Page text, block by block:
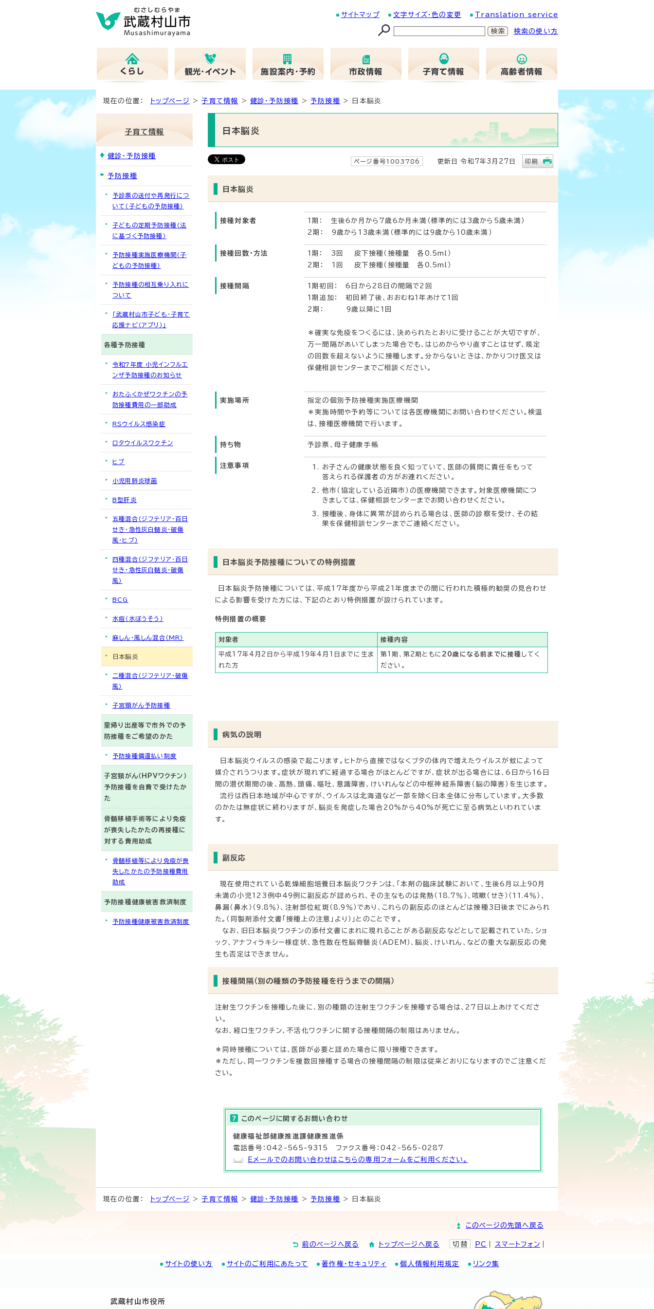
サイトマップ 文字サイズ・色の変更 Translation service
検索の使い方
現在の位置： トップページ >子育て情報 >健診・予防接種 >予防接種 > 日本脳炎
日本脳炎
ページ番号1003786 更新日 令和7年3月27日 印刷
日本脳炎
接種対象者
1期： 生後6か月から7歳6か月未満（標準的には3歳から5歳未満）
2期： 9歳から13歳未満（標準的には9歳から10歳未満）
接種回数・方法
1期： 3回 皮下接種（接種量 各0.5ml）
2期： 1回 皮下接種（接種量 各0.5ml）
接種間隔
1期初回： 6日から28日の間隔で2回
1期追加： 初回終了後、おおむね1年あけて1回
2期： 9歳以降に1回
＊確実な免疫をつくるには、決められたとおりに受けることが大切ですが、
万一間隔があいてしまった場合でも、はじめからやり直すことはせず、規定
の回数を超えないように接種します。分からないときは、かかりつけ医又は
保健相談センターまでご相談ください。
実施場所
指定の個別予防接種実施医療機関
＊実施時間や予約等については各医療機関にお問い合わせください。検温
は、接種医療機関で行います。
持ち物 予診票、母子健康手帳
注意事項
お子さんの健康状態を良く知っていて、医師の質問に責任をもって
答えられる保護者の方がお連れください。
他市（協定している近隣市）の医療機関できます。対象医療機関につ
きましては、保健相談センターまでお問い合わせください。
接種後、身体に異常が認められる場合は、医師の診察を受け、その結
果を保健相談センターまでご連絡ください。
日本脳炎予防接種についての特例措置
日本脳炎予防接種については、平成17年度から平成21年度までの間に行われた積極的勧奨の見合わせ
による影響を受けた方には、下記のとおり特例措置が設けられています。
特例措置の概要
対象者 接種内容
平成17年4月2日から平成19年4月1日までに生ま
れた方
第1期、第2期ともに 20歳になる前までに接種 してく
ださい。
病気の説明
日本脳炎ウイルスの感染で起こります。ヒトから直接ではなくブタの体内で増えたウイルスが蚊によって
媒介されうつります。症状が現れずに経過する場合がほとんどですが、症状が出る場合には、6日から16日
間の潜伏期間の後、高熱、頭痛、嘔吐、意識障害、けいれんなどの中枢神経系障害（脳の障害）を生じます。
流行は西日本地域が中心ですが、ウイルスは北海道など一部を除く日本全体に分布しています。大多数
のかたは無症状に終わりますが、脳炎を発症した場合20%から40%が死亡に至る病気といわれていま
す。
副反応
現在使用されている乾燥細胞培養日本脳炎ワクチンは、「本剤の臨床試験において、生後6月以上90月
未満の小児123例中49例に副反応が認められ、その主なものは発熱（18.7％）、咳嗽（せき）（11.4％）、
鼻漏（鼻水）（9.8％）、注射部位紅斑（8.9％）であり、これらの副反応のほとんどは接種3日後までにみられ
た。（同製剤添付文書「接種上の注意」より）」とのことです。
なお、旧日本脳炎ワクチンの添付文書にまれに現れることがある副反応などとして記載されていた、ショ
ック、アナフィラキシー様症状、急性散在性脳脊髄炎（ADEM）、脳炎、けいれん、などの重大な副反応の発
生も否定はできません。
接種間隔（別の種類の予防接種を行うまでの間隔）
注射生ワクチンを接種した後に、別の種類の注射生ワクチンを接種する場合は、27日以上あけてくださ
い。
なお、経口生ワクチン、不活化ワクチンに関する接種間隔の制限はありません。
＊同時接種については、医師が必要と認めた場合に限り接種できます。
＊ただし、同一ワクチンを複数回接種する場合の接種間隔の制限は従来どおりになりますのでご注意くだ
さい。
このページに関する お問い合わせ
健康福祉部健康推進課健康推進係
電話番号：042-565-9315 ファクス番号：042-565-0287
Eメールでのお問い合わせはこちらの専用フォームをご利用ください。
子育て情報
健診・予防接種
予防接種
予診票の送付や再発行につ
いて（子どもの予防接種）
子どもの定期予防接種（法
に基づく予防接種）
予防接種実施医療機関（子
どもの予防接種）
予防接種の相互乗り入れに
ついて
「武蔵村山市子ども・子育て
応援ナビ（アプリ）」
各種予防接種
令和7年度 小児インフルエ
ンザ予防接種のお知らせ
おたふくかぜワクチンの予
防接種費用の一部助成
RSウイルス感染症
ロタウイルスワクチン
ヒブ
小児用肺炎球菌
B型肝炎
五種混合（ジフテリア・百日
せき・急性灰白髄炎・破傷
風・ヒブ）
四種混合（ジフテリア・百日
せき・急性灰白髄炎・破傷
風）
BCG
水痘（水ぼうそう）
麻しん・風しん混合（MR）
日本脳炎
二種混合（ジフテリア・破傷
風）
子宮頸がん予防接種
里帰り出産等で市外での予
防接種をご希望のかた
予防接種償還払い制度
子宮頸がん（HPVワクチン）
予防接種を自費で受けたか
た
骨髄移植手術等により免疫
が喪失したかたの再接種に
対する費用助成
骨髄移植等により免疫が喪
失したかたの予防接種費用
助成
予防接種健康被害救済制度
予防接種健康被害救済制度
現在の位置： トップページ >子育て情報 >健診・予防接種 >予防接種 > 日本脳炎
このページの先頭へ戻る
前のページへ戻る トップページへ戻る 切替 PC スマートフォン
サイトの使い方 サイトのご利用にあたって 著作権・セキュリティ 個人情報利用規定 リンク集
武蔵村山市役所